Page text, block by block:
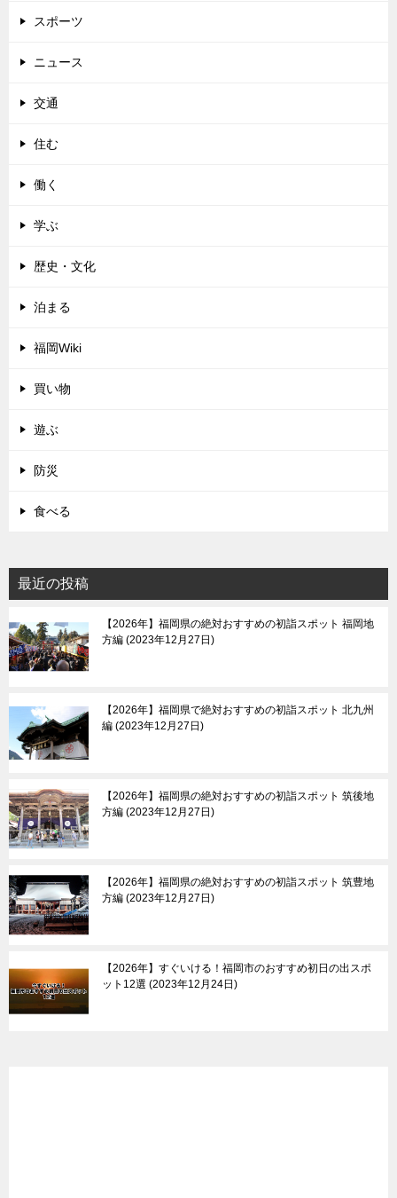
スポーツ
ニュース
交通
住む
働く
学ぶ
歴史・文化
泊まる
福岡Wiki
買い物
遊ぶ
防災
食べる
最近の投稿
【2026年】福岡県の絶対おすすめの初詣スポット 福岡地
方編 2023年12月27日
【2026年】福岡県で絶対おすすめの初詣スポット 北九州
編 2023年12月27日
【2026年】福岡県の絶対おすすめの初詣スポット 筑後地
方編 2023年12月27日
【2026年】福岡県の絶対おすすめの初詣スポット 筑豊地
方編 2023年12月27日
【2026年】すぐいける！福岡市のおすすめ初日の出スポ
ット12選 2023年12月24日